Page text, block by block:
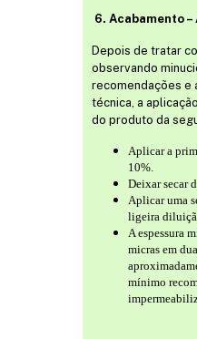
6. Acabamento
Depois de tratar
observando
recomendações e
técnica, a
do produto da
Aplicar a
10%.
Deixar secar
Aplicar uma
ligeira
A espessura
micras em
mínimo